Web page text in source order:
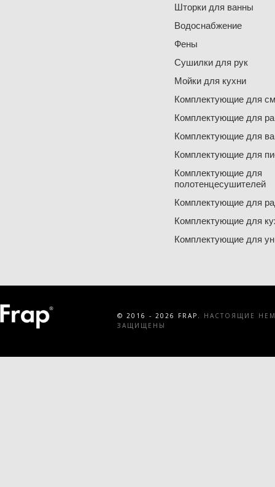
Шторки для ванны
Водоснабжение
Фены
Сушилки для рук
Мойки для кухни
Комплектующие для
Комплектующие для
Комплектующие для
Комплектующие для
Комплектующие для
полотенцесушителей
Комплектующие для
Комплектующие для
Комплектующие для
© 2016 - 2026 FRAP.
НАСТОЯЩИЕ
ЗАЩИЩЕНЫ